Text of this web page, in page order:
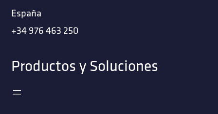
España
+34 976 463 250
Productos y Soluciones